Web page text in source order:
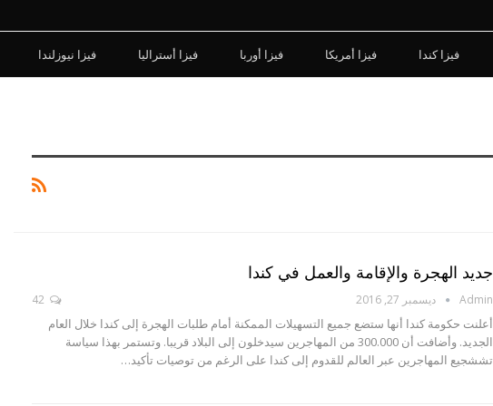
فيزا كندا فيزا أمريكا فيزا أوربا فيزا أستراليا فيزا نيوزلندا
جديد الهجرة والإقامة والعمل في كندا
Admin ديسمبر 27, 2016
أعلنت حكومة كندا أنها ستضع جميع التسهيلات الممكنة أمام طلبات الهجرة إلى كندا خلال العام
الجديد. وأضافت أن 300.000 من المهاجرين سيدخلون إلى البلاد قريبا. وتستمر بهذا سياسة
تششجيع المهاجرين عبر العالم للقدوم إلى كندا على الرغم من توصيات تأكيد…